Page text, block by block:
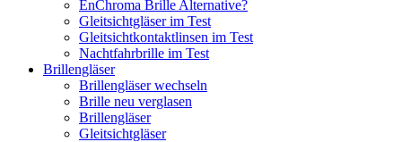
EnChroma Brille Alternative?
Gleitsichtgläser im Test
Gleitsichtkontaktlinsen im Test
Nachtfahrbrille im Test
Brillengläser
Brillengläser wechseln
Brille neu verglasen
Brillengläser
Gleitsichtgläser